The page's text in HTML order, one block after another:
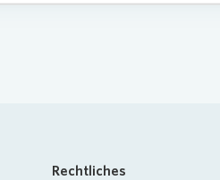
Rechtliches